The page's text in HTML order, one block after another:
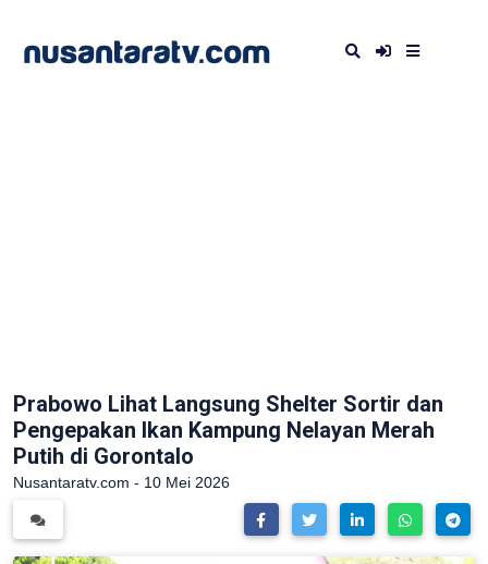
Prabowo Lihat Langsung Shelter Sortir dan
Pengepakan Ikan Kampung Nelayan Merah
Putih di Gorontalo
Nusantaratv.com - 10 Mei 2026